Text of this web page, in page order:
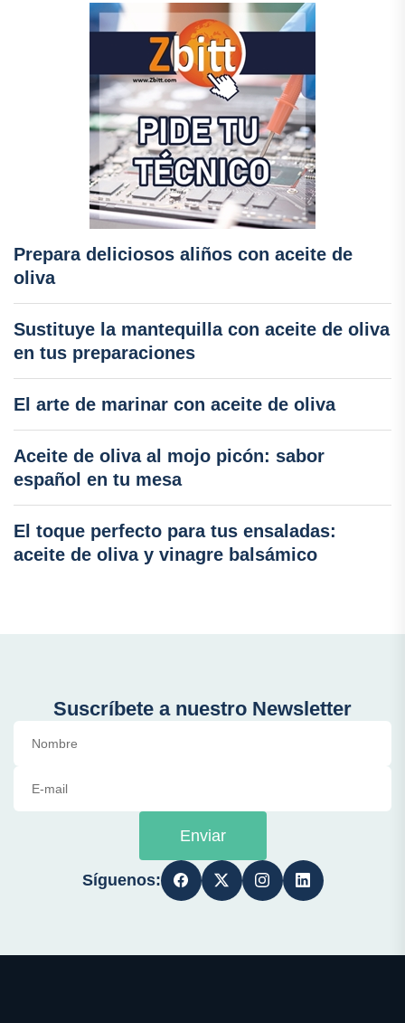
Prepara deliciosos aliños con aceite de
oliva
Sustituye la mantequilla con aceite de oliva
en tus preparaciones
El arte de marinar con aceite de oliva
Aceite de oliva al mojo picón: sabor
español en tu mesa
El toque perfecto para tus ensaladas:
aceite de oliva y vinagre balsámico
Suscríbete a nuestro Newsletter
Enviar
Síguenos: